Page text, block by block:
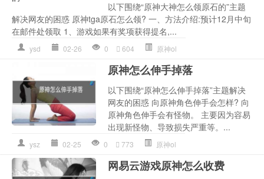
以下围绕“原神大神怎么领原石的”主题
解决网友的困惑 原神tga原石怎么领? 一、方法介绍:预计12月中旬
在邮件处领取 1、游戏如果有奖项获得提名,...
ysd 02-26 0 604 原神ol
原神怎么伸手掉落
以下围绕“原神怎么伸手掉落”主题解决
网友的困惑 向原神角色伸手会怎样? 向
原神角色伸手会有怪物。 主要因为容易
出现新怪物、导致损失严重等。...
ysz 02-25 0 773 原神ol
网易云游戏原神怎么收费